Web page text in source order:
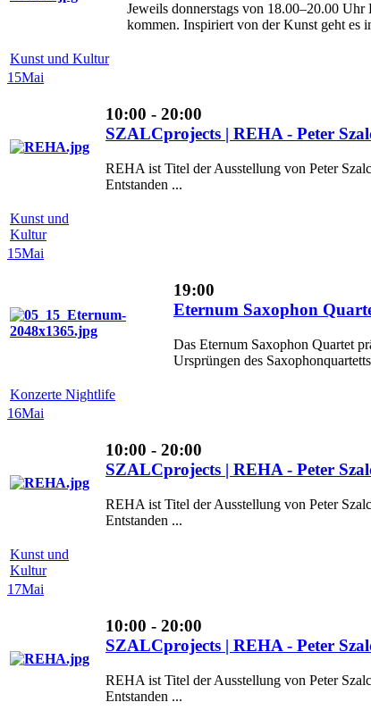
Jeweils donnerstags von 18.00–20.00
kommen. Inspiriert von der Kunst geht es
Kunst und Kultur
15Mai
10:00 - 20:00
SZALCprojects | REHA - Peter
REHA ist Titel der Ausstellung von Peter
Entstanden ...
Kunst und
Kultur
15Mai
19:00
Eternum Saxophon
Das Eternum Saxophon Quartet
Ursprüngen des
Konzerte Nightlife
16Mai
10:00 - 20:00
SZALCprojects | REHA - Peter
REHA ist Titel der Ausstellung von Peter
Entstanden ...
Kunst und
Kultur
17Mai
10:00 - 20:00
SZALCprojects | REHA - Peter
REHA ist Titel der Ausstellung von Peter
Entstanden ...